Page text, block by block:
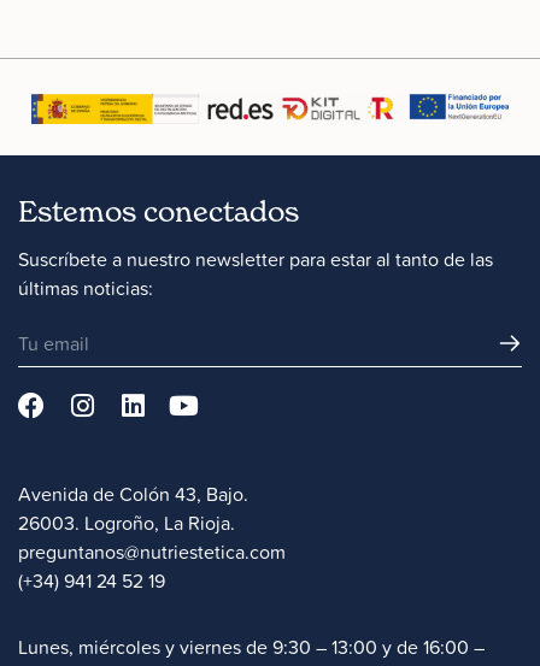
Estemos conectados
Suscríbete a nuestro newsletter para estar al tanto de las
últimas noticias:
Avenida de Colón 43, Bajo.
26003. Logroño, La Rioja.
preguntanos@nutriestetica.com
(+34) 941 24 52 19
Lunes, miércoles y viernes de 9:30 – 13:00 y de 16:00 –